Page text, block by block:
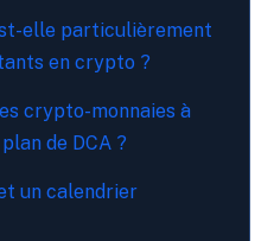
elle particulièrement
en crypto ?
crypto-monnaies à
de DCA ?
un calendrier